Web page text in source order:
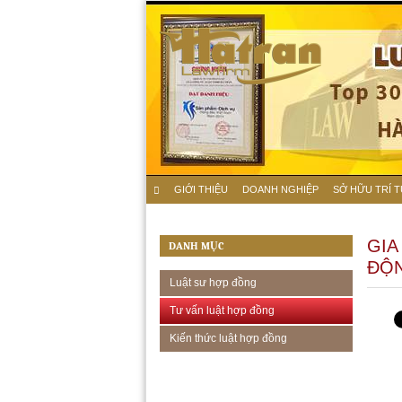
GIỚI THIỆU DOANH NGHIỆP SỞ HỮU TRÍ
DANH MỤC
Luật sư hợp đồng
Tư vấn luật hợp đồng
Kiến thức luật hợp đồng